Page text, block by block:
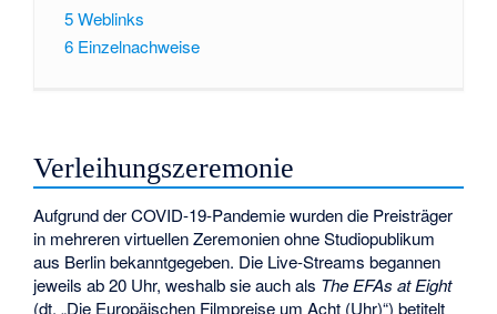
5Weblinks
6 Einzelnachweise
Verleihungszeremonie
Aufgrund der COVID-19-Pandemie wurden die Preisträger
in mehreren virtuellen Zeremonien ohne Studiopublikum
aus Berlin bekanntgegeben. Die Live-Streams begannen
jeweils ab 20 Uhr, weshalb sie auch als The EFAs at Eight
(dt. „Die Europäischen Filmpreise um Acht (Uhr)“) betitelt